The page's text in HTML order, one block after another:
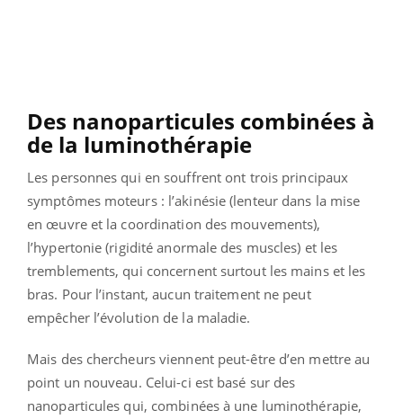
Des nanoparticules combinées à
de la luminothérapie
Les personnes qui en souffrent ont trois principaux
symptômes moteurs : l’akinésie (lenteur dans la mise
en œuvre et la coordination des mouvements),
l’hypertonie (rigidité anormale des muscles) et les
tremblements, qui concernent surtout les mains et les
bras. Pour l’instant, aucun traitement ne peut
empêcher l’évolution de la maladie.
Mais des chercheurs viennent peut-être d’en mettre au
point un nouveau. Celui-ci est basé sur des
nanoparticules qui, combinées à une luminothérapie,